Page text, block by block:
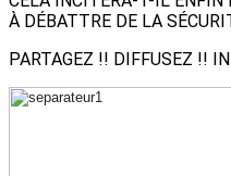
À DÉBATTRE DE LA
PARTAGEZ !! DIFFUSEZ !!